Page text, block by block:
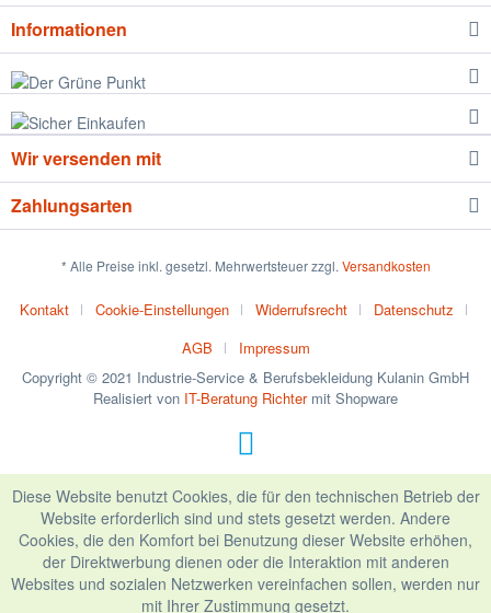
Informationen
Wir versenden mit
Zahlungsarten
* Alle Preise inkl. gesetzl. Mehrwertsteuer zzgl. Versandkosten
Kontakt Cookie-Einstellungen Widerrufsrecht
Datenschutz
AGB
Impressum
Copyright © 2021 Industrie-Service & Berufsbekleidung Kulanin GmbH
Realisiert von IT-Beratung Richtermit Shopware
Diese Website benutzt Cookies, die für den technischen Betrieb der
Website erforderlich sind und stets gesetzt werden. Andere
Cookies, die den Komfort bei Benutzung dieser Website erhöhen,
der Direktwerbung dienen oder die Interaktion mit anderen
Websites und sozialen Netzwerken vereinfachen sollen, werden nur
mit Ihrer Zustimmung gesetzt.